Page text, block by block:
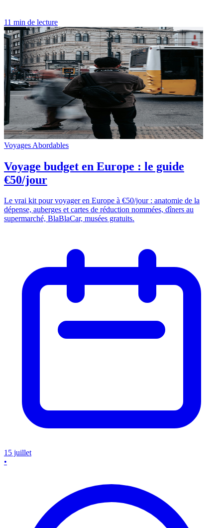
11 min de lecture
Voyages Abordables
Voyage budget en Europe : le guide
€50/jour
Le vrai kit pour voyager en Europe à €50/jour : anatomie de la
dépense, auberges et cartes de réduction nommées, dîners au
supermarché, BlaBlaCar, musées gratuits.
15 juillet
•